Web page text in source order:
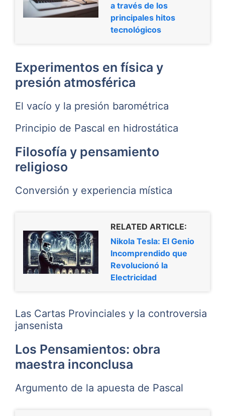
a través de los
principales hitos
tecnológicos
Experimentos en física y
presión atmosférica
El vacío y la presión barométrica
Principio de Pascal en hidrostática
Filosofía y pensamiento
religioso
Conversión y experiencia mística
RELATED ARTICLE:
Nikola Tesla: El Genio
Incomprendido que
Revolucionó la
Electricidad
Las Cartas Provinciales y la controversia
jansenista
Los Pensamientos: obra
maestra inconclusa
Argumento de la apuesta de Pascal